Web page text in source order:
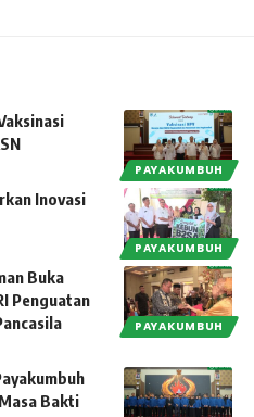
PAYAKUMBUH
PAYAKUMBUH
Inovasi
PAYAKUMBUH
Buka
Penguatan
Bakti